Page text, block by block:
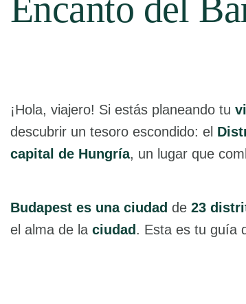
Encanto del
¡Hola, viajero! Si estás planeando tu
descubrir un tesoro escondido: el
capital de Hungría, un lugar que
Budapest es una ciudad de 23
el alma de la ciudad . Esta es tu guía